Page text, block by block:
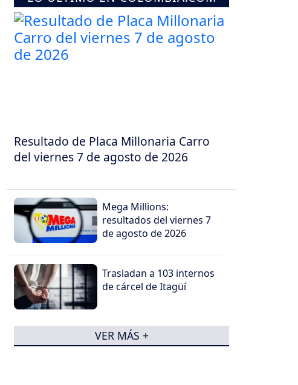
Resultado de Placa Millonaria Carro
del viernes 7 de agosto de 2026
Mega Millions:
resultados del viernes 7
de agosto de 2026
Trasladan a 103 internos
de cárcel de Itagüí
VER MÁS +